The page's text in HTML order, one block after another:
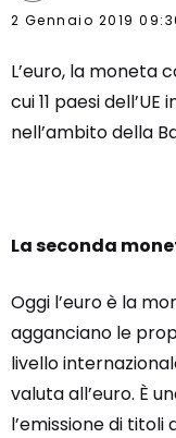
2 Gennaio 2019
L’euro, la moneta
cui 11 paesi
nell’ambito della
La seconda
Oggi l’euro è la
agganciano le
livello
valuta all’euro. È
l’emissione di